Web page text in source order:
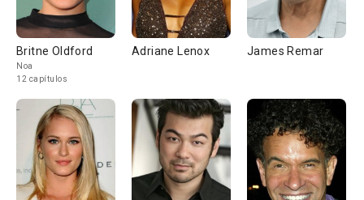
Britne Oldford
Noa
12 capítulos
Adriane Lenox James Remar